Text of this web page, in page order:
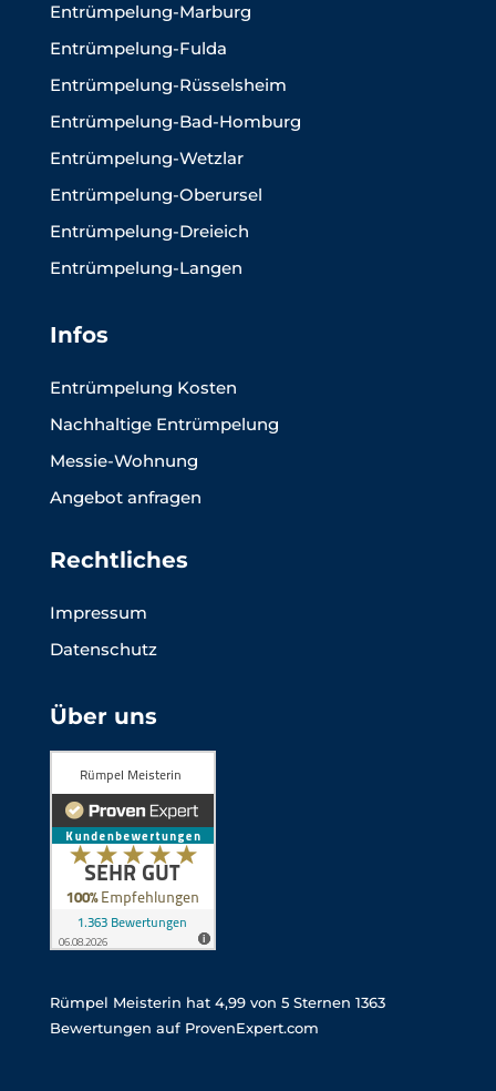
Entrümpelung-Marburg
Entrümpelung-Fulda
Entrümpelung-Rüsselsheim
Entrümpelung-Bad-Homburg
Entrümpelung-Wetzlar
Entrümpelung-Oberursel
Entrümpelung-Dreieich
Entrümpelung-Langen
Infos
Entrümpelung Kosten
Nachhaltige Entrümpelung
Messie-Wohnung
Angebot anfragen
Rechtliches
Impressum
Datenschutz
Über uns
Rümpel Meisterin hat 4,99von 5Sternen 1363
Bewertungen auf ProvenExpert.com